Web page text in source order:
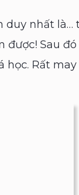
nhất là…
Sau
Rất